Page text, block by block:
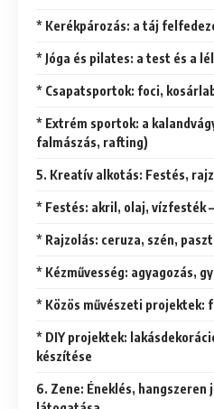
* Kerékpározás: a táj
* Jóga és pilates: a test és a
* Csapatsportok: foci,
* Extrém sportok: a
falmászás, rafting)
5. Kreatív alkotás: Festés,
* Festés: akril, olaj, vízfesték
* Rajzolás: ceruza, szén,
* Kézművesség: agyagozás,
* Közös művészeti projektek:
* DIY projektek:
készítése
6. Zene: Éneklés,